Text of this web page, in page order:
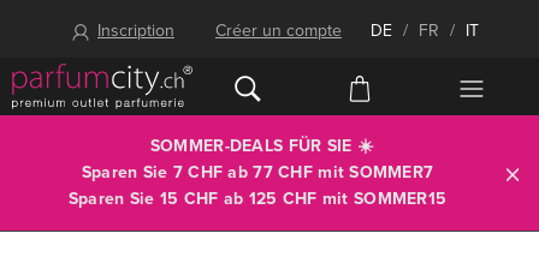
Inscription Créer un compte DE / FR / IT
SOMMER-DEALS FÜR SIE ☀️
Sparen Sie 7 CHF ab 77 CHF mitSOMMER7
Sparen Sie 15 CHF ab 125 CHF mit SOMMER15